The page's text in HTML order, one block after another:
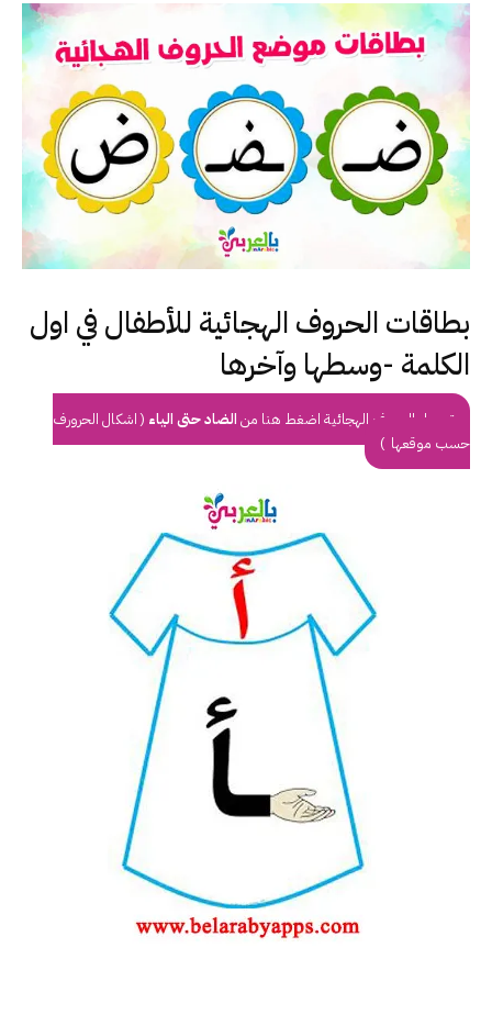
بطاقات الحروف الهجائية للأطفال في اول
الكلمة -وسطها وآخرها
تحميل الحروف الهجائية اضغط هنا من الضاد حتى الياء ( اشكال الحرورف
حسب موقعها )